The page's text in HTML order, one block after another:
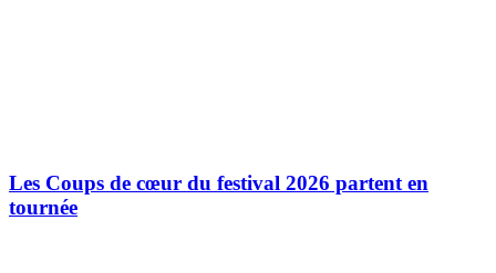
Les Coups de cœur du festival 2026 partent en
tournée